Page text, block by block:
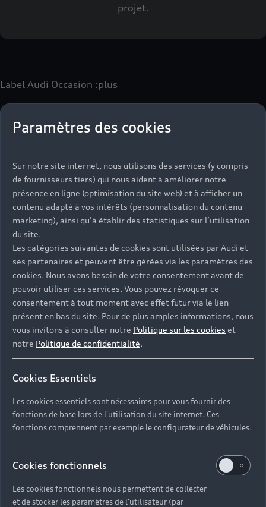
projet.
Label Audi Occasion :plus
Le label Audi Occasion:plusvous permet d’acquérir un
véhicules neufs :
- Jusqu'à 130 points de contrôle spécifiques à chaque
motorisation
- Garantie jusqu’à 24 mois et kilométrage illimité
- Assistance 24/7 en France et en Europe
Découvrez également toutes nos offres d’entretien
partir de 19€/mois
Les réponses à vos
questions
Découvrez les réponses à vos diverses questions
immédiatement disponibles avec Audi.
Paramètres des cookies
Sur notre site internet, nous utilisons des services (y compris
de fournisseurs tiers) qui nous aident à améliorer notre
présence en ligne (optimisation du site web) et à afficher un
contenu adapté à vos intérêts (personnalisation du contenu
marketing), ainsi qu’à établir des statistiques sur l’utilisation
du site.
Les catégories suivantes de cookies sont utilisées par Audi et
ses partenaires et peuvent être gérées via les paramètres des
cookies. Nous avons besoin de votre consentement avant de
pouvoir utiliser ces services. Vous pouvez révoquer ce
consentement à tout moment avec effet futur via le lien
présent en bas du site. Pour de plus amples informations, nous
vous invitons à consulter notre Politique sur les cookies et
notre Politique de confidentialité.
Cookies Essentiels
Les cookies essentiels sont nécessaires pour vous fournir des
fonctions de base lors de l'utilisation du site internet. Ces
fonctions comprennent par exemple le configurateur de véhicules.
Cookies fonctionnels
Les cookies fonctionnels nous permettent de collecter
et de stocker les paramètres de l'utilisateur (par